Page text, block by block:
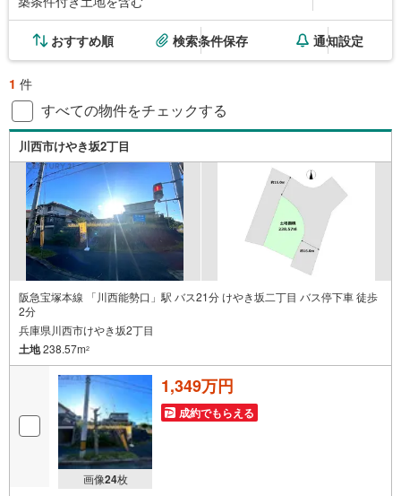
おすすめ順 検索条件保存 通知設定
1 件
すべての物件をチェックする
川西市けやき坂2丁目
阪急宝塚本線 「川西能勢口」駅 バス21分 けやき坂二丁目 バス停下車 徒歩
2分
兵庫県川西市けやき坂2丁目
土地238.57m2
画像24枚
1,349万円
成約でもらえる